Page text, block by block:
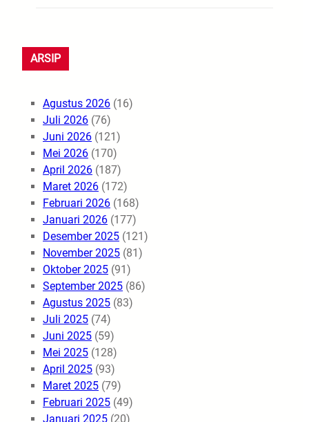
ARSIP
Agustus 2026 (16)
Juli 2026 (76)
Juni 2026 (121)
Mei 2026 (170)
April 2026 (187)
Maret 2026 (172)
Februari 2026 (168)
Januari 2026 (177)
Desember 2025 (121)
November 2025 (81)
Oktober 2025 (91)
September 2025 (86)
Agustus 2025 (83)
Juli 2025 (74)
Juni 2025 (59)
Mei 2025 (128)
April 2025 (93)
Maret 2025 (79)
Februari 2025 (49)
Januari 2025 (20)